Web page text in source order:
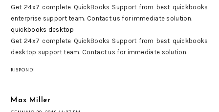
Get 24x7 complete QuickBooks Support from best quickbooks
enterprise support team. Contact us for immediate solution.
quickbooks desktop
Get 24x7 complete QuickBooks Support from best quickbooks
desktop support team. Contact us for immediate solution.
RISPONDI
Max Miller